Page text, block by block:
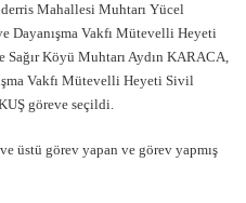
Mahallesi Muhtarı Yücel
Dayanışma Vakfı Mütevelli Heyeti
Köyü Muhtarı Aydın KARACA,
Vakfı Mütevelli Heyeti Sivil
göreve seçildi.
üstü görev yapan ve görev yapmış